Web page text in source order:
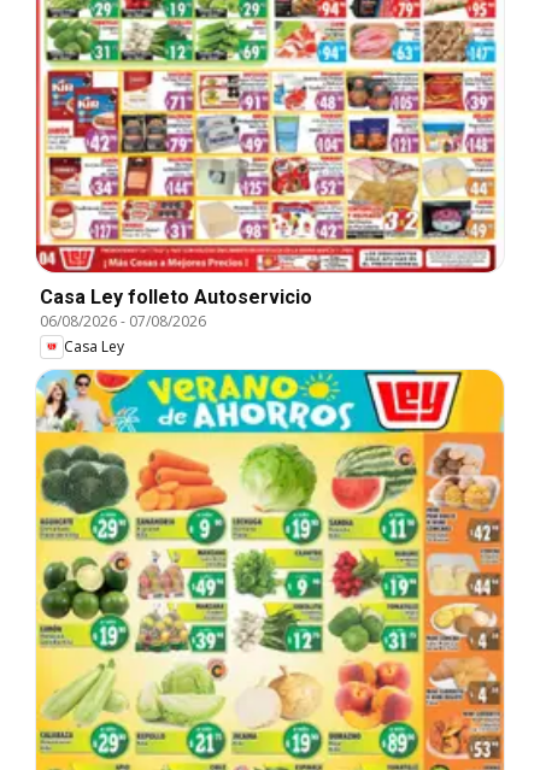
Casa Ley folleto Autoservicio
06/08/2026- 07/08/2026
Casa Ley